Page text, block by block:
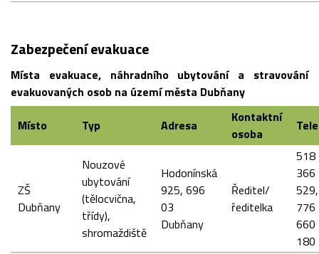
Zabezpečení evakuace
Místa evakuace, náhradního ubytování a stravování
evakuovaných osob na území města Dubňany
Místo
Typ Adresa
Kontaktní
osoba
ZŠ
Dubňany
Nouzové
ubytování
(tělocvična,
třídy),
shromaždiště
Hodonínská
925, 696
03
Dubňany
Ředitel/
ředitelka
518
366
529,
776
660
180